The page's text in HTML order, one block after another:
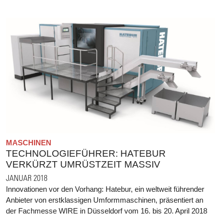
MASCHINEN
TECHNOLOGIEFÜHRER: HATEBUR
VERKÜRZT UMRÜSTZEIT MASSIV
JANUAR 2018
Innovationen vor den Vorhang: Hatebur, ein weltweit führender
Anbieter von erstklassigen Umformmaschinen, präsentiert an
der Fachmesse WIRE in Düsseldorf vom 16. bis 20. April 2018